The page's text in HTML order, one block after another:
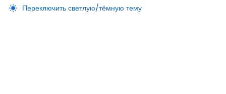
Переключить светлую/тёмную тему